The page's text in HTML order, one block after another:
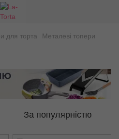
для торта Металеві топери
За популярністю